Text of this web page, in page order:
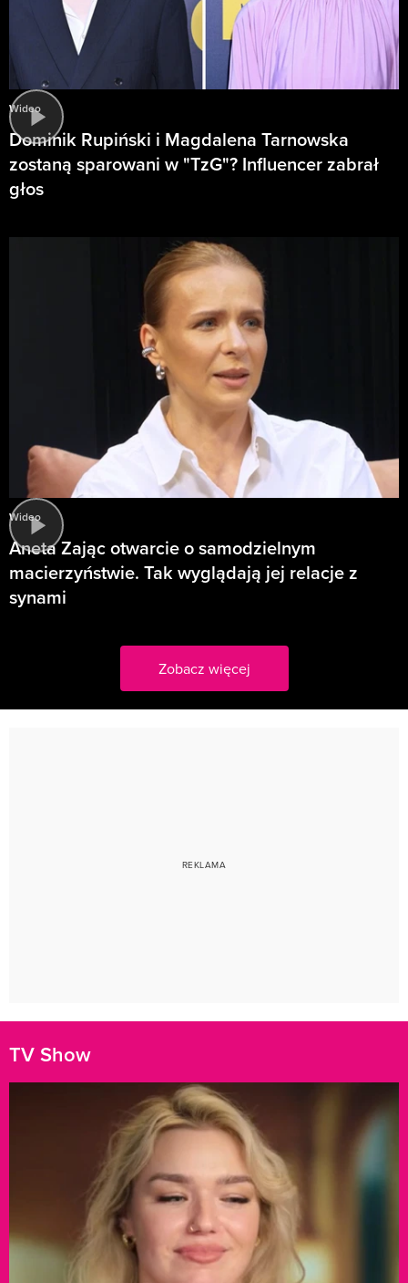
Wideo
Dominik Rupiński i Magdalena Tarnowska
zostaną sparowani w "TzG"? Influencer zabrał
głos
Wideo
Aneta Zając otwarcie o samodzielnym
macierzyństwie. Tak wyglądają jej relacje z
synami
Zobacz więcej
TV Show